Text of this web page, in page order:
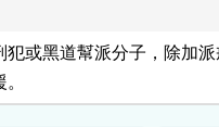
犯或黑道幫派分子，除加